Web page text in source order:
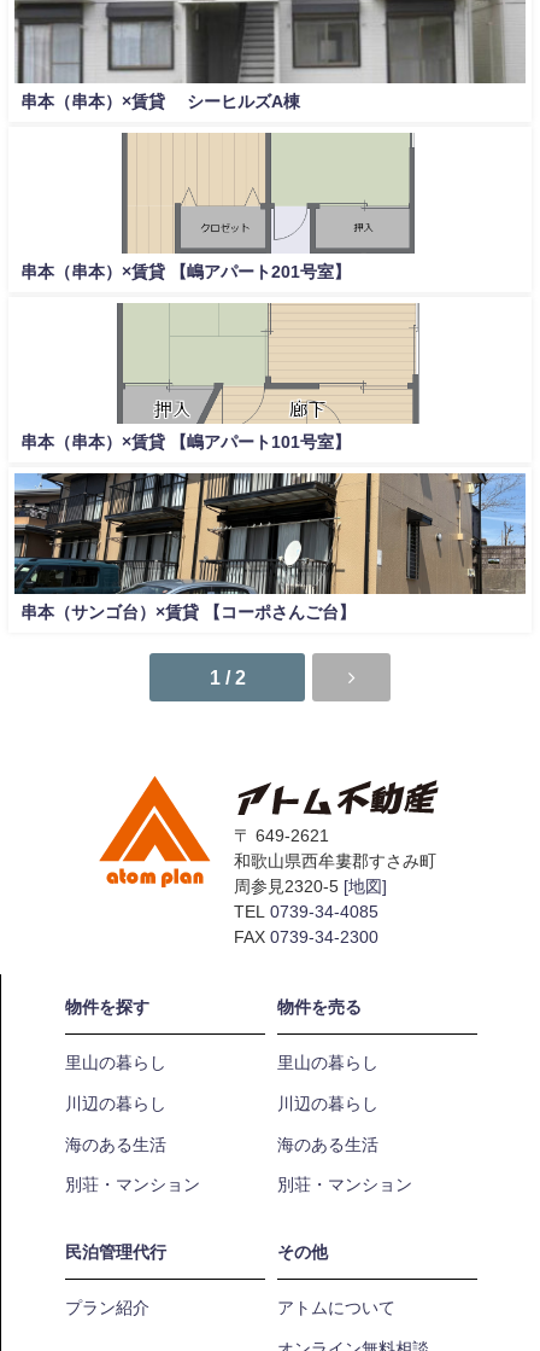
串本（串本）×賃貸 シーヒルズA棟
串本（串本）×賃貸 【嶋アパート201号室】
串本（串本）×賃貸 【嶋アパート101号室】
串本（サンゴ台）×賃貸 【コーポさんご台】
1 / 2
〒 649-2621
和歌山県西牟婁郡すさみ町
周参見2320-5 [地図]
TEL 0739-34-4085
FAX 0739-34-2300
物件を探す
里山の暮らし
川辺の暮らし
海のある生活
別荘・マンション
物件を売る
里山の暮らし
川辺の暮らし
海のある生活
別荘・マンション
民泊管理代行
プラン紹介
その他
アトムについて